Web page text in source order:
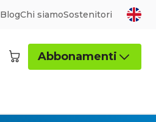
BlogChi siamoSostenitori
Abbonamenti